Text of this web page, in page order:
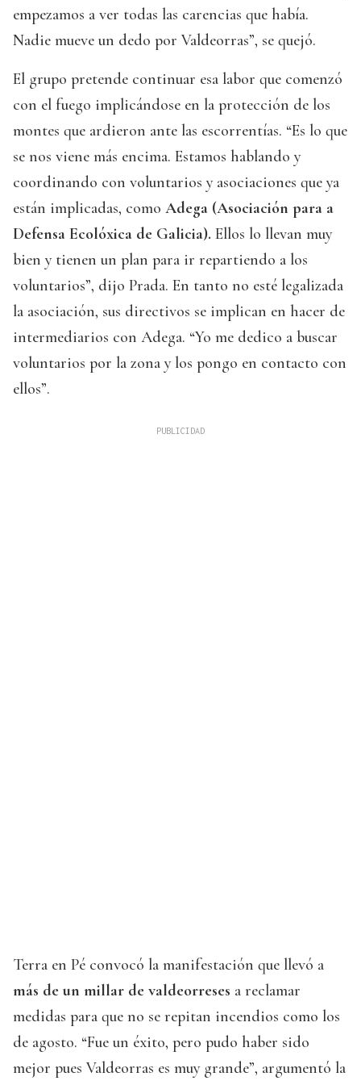
empezamos a ver todas las carencias que había.
Nadie mueve un dedo por Valdeorras”, se quejó.
El grupo pretende continuar esa labor que comenzó
con el fuego implicándose en la protección de los
montes que ardieron ante las escorrentías. “Es lo que
se nos viene más encima. Estamos hablando y
coordinando con voluntarios y asociaciones que ya
están implicadas, como Adega (Asociación para a
Defensa Ecolóxica de Galicia). Ellos lo llevan muy
bien y tienen un plan para ir repartiendo a los
voluntarios”, dijo Prada. En tanto no esté legalizada
la asociación, sus directivos se implican en hacer de
intermediarios con Adega. “Yo me dedico a buscar
voluntarios por la zona y los pongo en contacto con
ellos”.
Terra en Pé convocó la manifestación que llevó a
más de un millar de valdeorreses a reclamar
medidas para que no se repitan incendios como los
de agosto. “Fue un éxito, pero pudo haber sido
mejor pues Valdeorras es muy grande”, argumentó la